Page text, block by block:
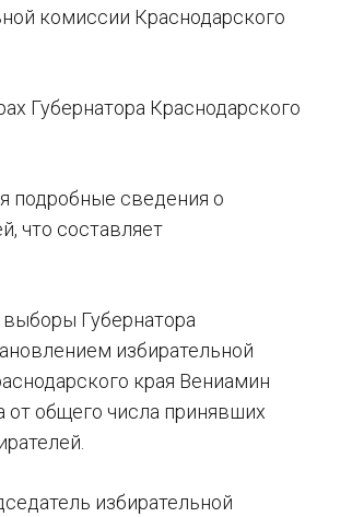
комиссии Краснодарского
Губернатора Краснодарского
подробные сведения о
что составляет
Губернатора
избирательной
края Вениамин
от общего числа принявших
избирательной